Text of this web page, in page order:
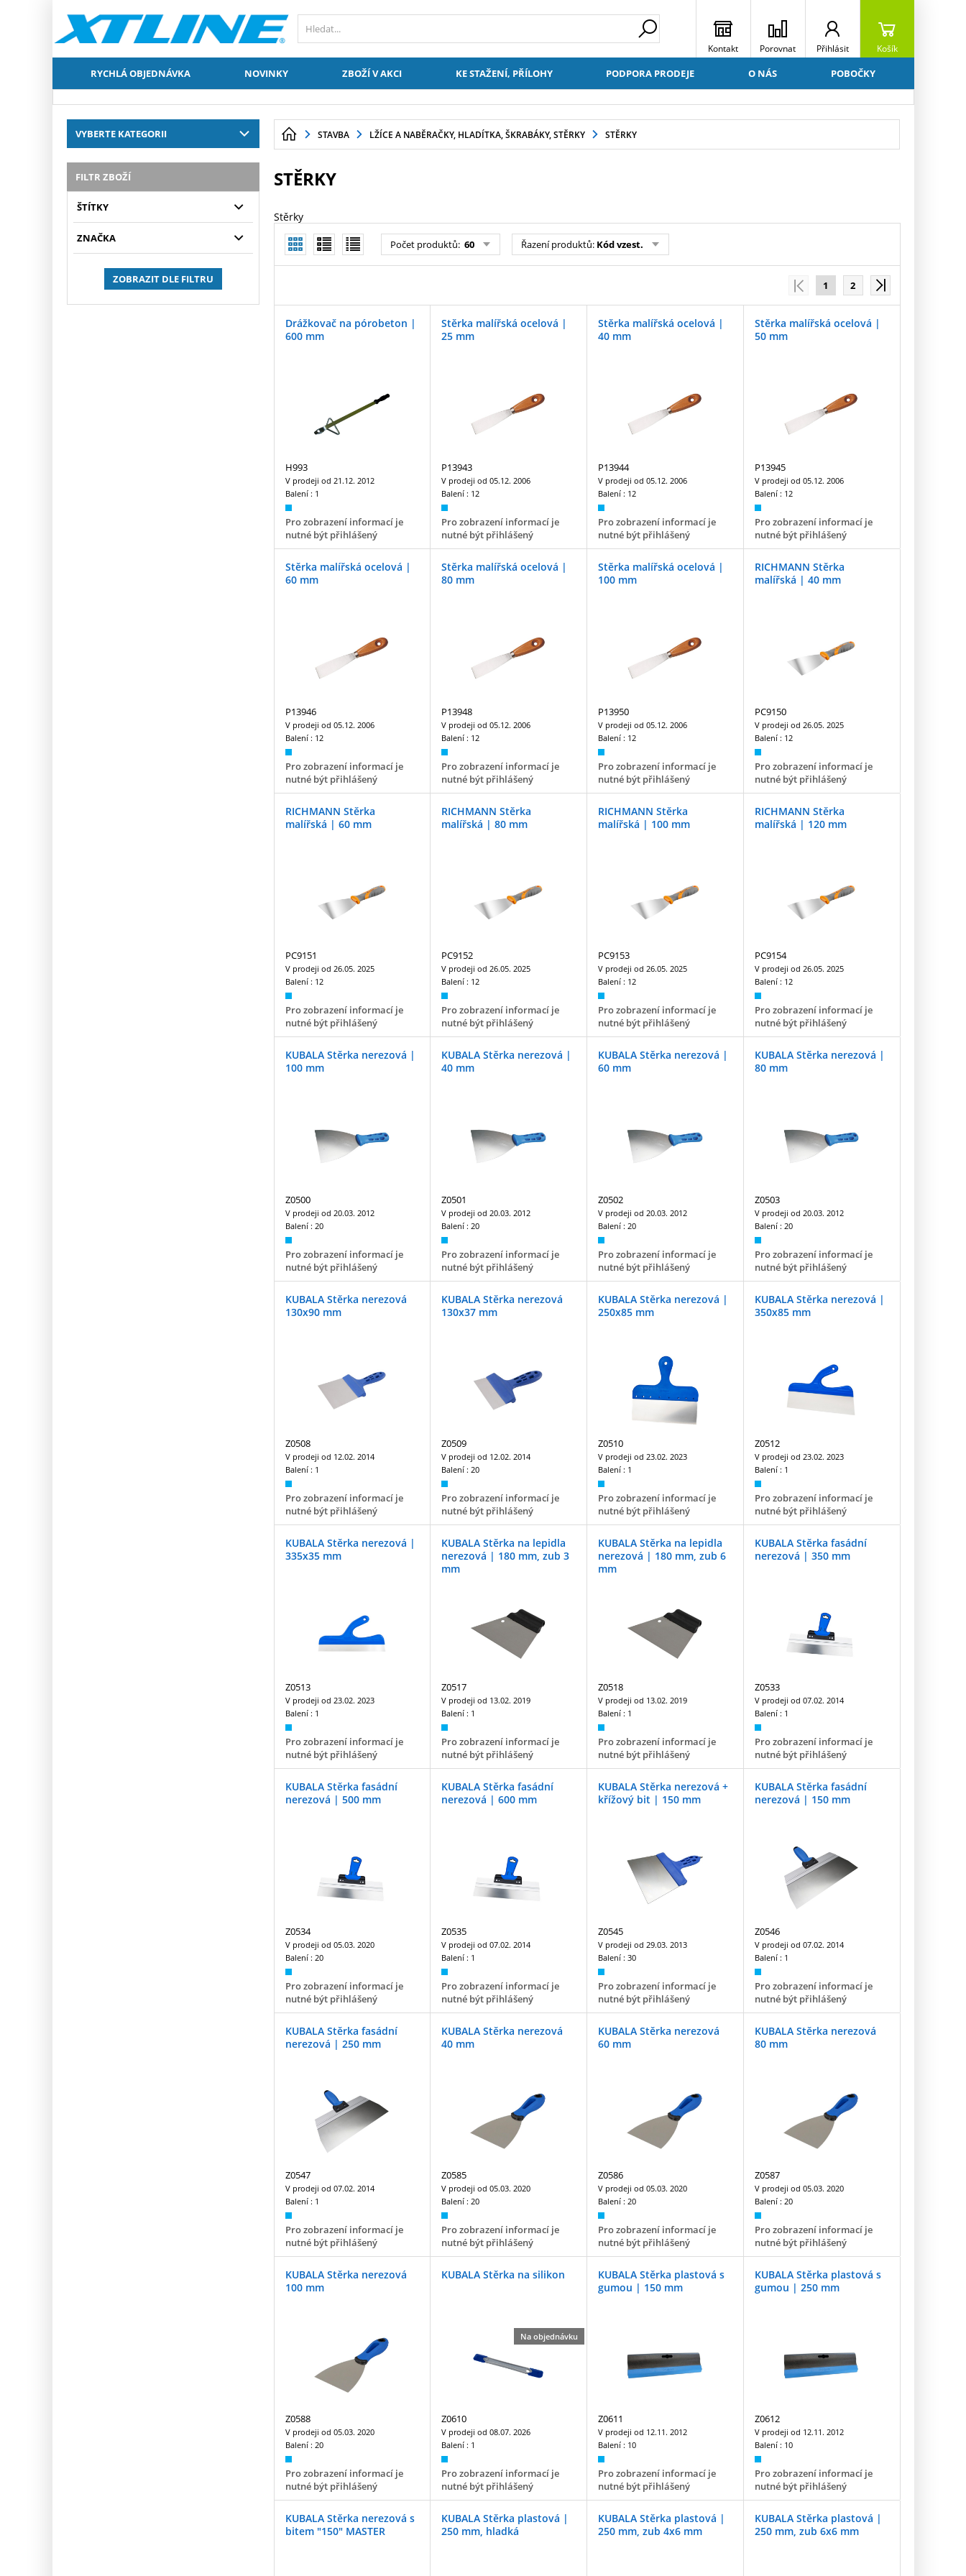
Kontakt Porovnat Přihlásit Košík
RYCHLÁ OBJEDNÁVKA NOVINKY ZBOŽÍ V AKCI KE STAŽENÍ, PŘÍLOHY PODPORA PRODEJE O NÁS POBOČKY
VYBERTE KATEGORII
FILTR ZBOŽÍ
ŠTÍTKY
ZNAČKA
ZOBRAZIT DLE FILTRU
STAVBA LŽÍCE A NABĚRAČKY, HLADÍTKA, ŠKRABÁKY, STĚRKY STĚRKY
STĚRKY
Stěrky
Počet produktů: 60 Řazení produktů: Kód vzest.
1 2
Drážkovač na pórobeton |
600 mm
H993
V prodeji od 21.12. 2012
Balení : 1
Pro zobrazení informací je
nutné být přihlášený
Stěrka malířská ocelová |
25 mm
P13943
V prodeji od05.12. 2006
Balení : 12
Pro zobrazení informací je
nutné být přihlášený
Stěrka malířská ocelová |
40 mm
P13944
V prodeji od 05.12. 2006
Balení : 12
Pro zobrazení informací je
nutné být přihlášený
Stěrka malířská ocelová |
50 mm
P13945
V prodeji od 05.12. 2006
Balení : 12
Pro zobrazení informací je
nutné být přihlášený
Stěrka malířská ocelová |
60 mm
P13946
V prodeji od 05.12. 2006
Balení : 12
Pro zobrazení informací je
nutné být přihlášený
Stěrka malířská ocelová |
80 mm
P13948
V prodeji od05.12. 2006
Balení : 12
Pro zobrazení informací je
nutné být přihlášený
Stěrka malířská ocelová |
100 mm
P13950
V prodeji od 05.12. 2006
Balení : 12
Pro zobrazení informací je
nutné být přihlášený
RICHMANN Stěrka
malířská | 40 mm
PC9150
V prodeji od 26.05. 2025
Balení : 12
Pro zobrazení informací je
nutné být přihlášený
RICHMANN Stěrka
malířská | 60 mm
PC9151
V prodeji od 26.05. 2025
Balení : 12
Pro zobrazení informací je
nutné být přihlášený
RICHMANN Stěrka
malířská | 80 mm
PC9152
V prodeji od26.05. 2025
Balení : 12
Pro zobrazení informací je
nutné být přihlášený
RICHMANN Stěrka
malířská | 100 mm
PC9153
V prodeji od 26.05. 2025
Balení : 12
Pro zobrazení informací je
nutné být přihlášený
RICHMANN Stěrka
malířská | 120 mm
PC9154
V prodeji od 26.05. 2025
Balení : 12
Pro zobrazení informací je
nutné být přihlášený
KUBALA Stěrka nerezová |
100 mm
Z0500
V prodeji od 20.03. 2012
Balení : 20
Pro zobrazení informací je
nutné být přihlášený
KUBALA Stěrka nerezová |
40 mm
Z0501
V prodeji od 20.03. 2012
Balení : 20
Pro zobrazení informací je
nutné být přihlášený
KUBALA Stěrka nerezová |
60 mm
Z0502
V prodeji od 20.03. 2012
Balení : 20
Pro zobrazení informací je
nutné být přihlášený
KUBALA Stěrka nerezová |
80 mm
Z0503
V prodeji od 20.03. 2012
Balení : 20
Pro zobrazení informací je
nutné být přihlášený
KUBALA Stěrka nerezová
130x90 mm
Z0508
V prodeji od 12.02. 2014
Balení : 1
Pro zobrazení informací je
nutné být přihlášený
KUBALA Stěrka nerezová
130x37 mm
Z0509
V prodeji od 12.02. 2014
Balení : 20
Pro zobrazení informací je
nutné být přihlášený
KUBALA Stěrka nerezová |
250x85 mm
Z0510
V prodeji od 23.02. 2023
Balení : 1
Pro zobrazení informací je
nutné být přihlášený
KUBALA Stěrka nerezová |
350x85 mm
Z0512
V prodeji od 23.02. 2023
Balení : 1
Pro zobrazení informací je
nutné být přihlášený
KUBALA Stěrka nerezová |
335x35 mm
Z0513
V prodeji od 23.02. 2023
Balení : 1
Pro zobrazení informací je
nutné být přihlášený
KUBALA Stěrka na lepidla
nerezová | 180 mm, zub 3
mm
Z0517
V prodeji od 13.02. 2019
Balení : 1
Pro zobrazení informací je
nutné být přihlášený
KUBALA Stěrka na lepidla
nerezová | 180 mm, zub 6
mm
Z0518
V prodeji od 13.02. 2019
Balení : 1
Pro zobrazení informací je
nutné být přihlášený
KUBALA Stěrka fasádní
nerezová | 350 mm
Z0533
V prodeji od 07.02. 2014
Balení : 1
Pro zobrazení informací je
nutné být přihlášený
KUBALA Stěrka fasádní
nerezová | 500 mm
Z0534
V prodeji od 05.03. 2020
Balení : 20
Pro zobrazení informací je
nutné být přihlášený
KUBALA Stěrka fasádní
nerezová | 600 mm
Z0535
V prodeji od07.02. 2014
Balení : 1
Pro zobrazení informací je
nutné být přihlášený
KUBALA Stěrka nerezová +
křížový bit | 150 mm
Z0545
V prodeji od 29.03. 2013
Balení : 30
Pro zobrazení informací je
nutné být přihlášený
KUBALA Stěrka fasádní
nerezová | 150 mm
Z0546
V prodeji od 07.02. 2014
Balení : 1
Pro zobrazení informací je
nutné být přihlášený
KUBALA Stěrka fasádní
nerezová | 250 mm
Z0547
V prodeji od 07.02. 2014
Balení : 1
Pro zobrazení informací je
nutné být přihlášený
KUBALA Stěrka nerezová
40 mm
Z0585
V prodeji od05.03. 2020
Balení : 20
Pro zobrazení informací je
nutné být přihlášený
KUBALA Stěrka nerezová
60 mm
Z0586
V prodeji od 05.03. 2020
Balení : 20
Pro zobrazení informací je
nutné být přihlášený
KUBALA Stěrka nerezová
80 mm
Z0587
V prodeji od 05.03. 2020
Balení : 20
Pro zobrazení informací je
nutné být přihlášený
KUBALA Stěrka nerezová
100 mm
Z0588
V prodeji od 05.03. 2020
Balení : 20
Pro zobrazení informací je
nutné být přihlášený
KUBALA Stěrka na silikon
Na objednávku
Z0610
V prodeji od08.07. 2026
Balení : 1
Pro zobrazení informací je
nutné být přihlášený
KUBALA Stěrka plastová s
gumou | 150 mm
Z0611
V prodeji od 12.11. 2012
Balení : 10
Pro zobrazení informací je
nutné být přihlášený
KUBALA Stěrka plastová s
gumou | 250 mm
Z0612
V prodeji od 12.11. 2012
Balení : 10
Pro zobrazení informací je
nutné být přihlášený
KUBALA Stěrka nerezová s
bitem "150" MASTER
KUBALA Stěrka plastová |
250 mm, hladká
KUBALA Stěrka plastová |
250 mm, zub 4x6 mm
KUBALA Stěrka plastová |
250 mm, zub 6x6 mm